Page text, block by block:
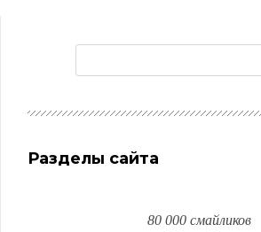
Разделы сайта
80 000 смайликов